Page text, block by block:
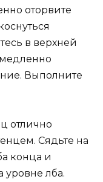
оторвите
в верхней
Выполните
отлично
Сядьте на
конца и
уровне лба.